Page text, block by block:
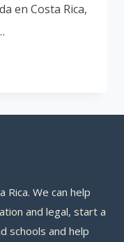
en Costa Rica,
We can help
and legal, start a
schools and help